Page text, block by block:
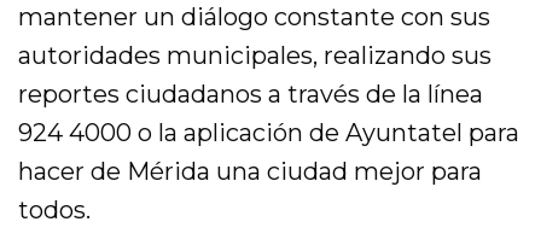
mantener un diálogo constante con sus
autoridades municipales, realizando sus
reportes ciudadanos a través de la línea
924 4000 o la aplicación de Ayuntatel para
hacer de Mérida una ciudad mejor para
todos.